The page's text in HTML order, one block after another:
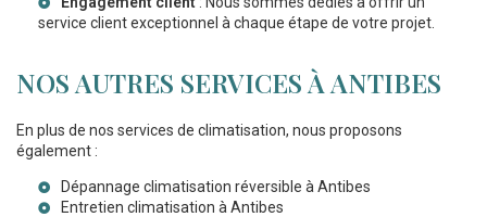
service client exceptionnel à chaque étape de votre projet.
NOS AUTRES SERVICES À ANTIBES
En plus de nos services de climatisation, nous proposons
également :
Dépannage climatisation réversible à Antibes
Entretien climatisation à Antibes